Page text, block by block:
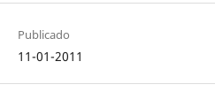
Publicado
11-01-2011